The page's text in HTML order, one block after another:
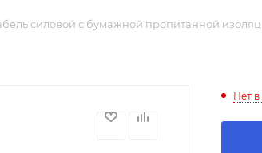
силовой с бумажной пропитанной
Нет